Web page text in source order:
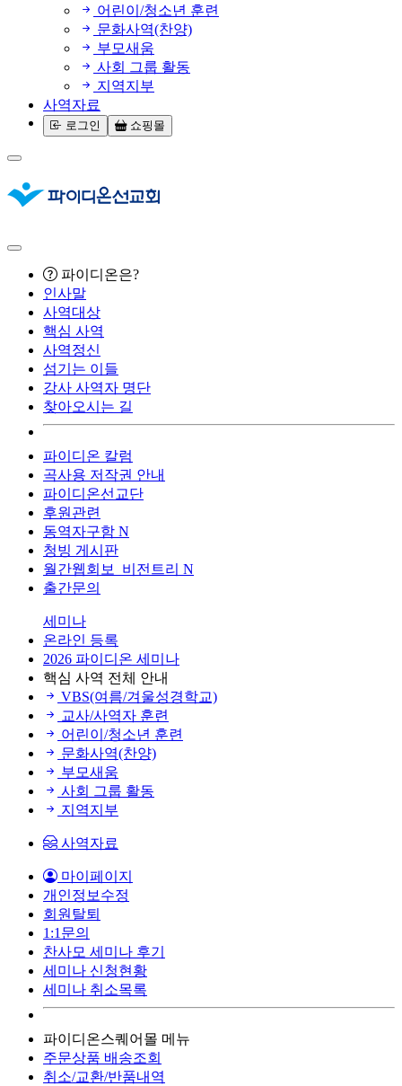
어린이/청소년 훈련
문화사역(찬양)
부모새움
사회 그룹 활동
지역지부
사역자료
로그인 쇼핑몰
파이디온은?
인사말
사역대상
핵심 사역
사역정신
섬기는 이들
강사 사역자 명단
찾아오시는 길
파이디온 칼럼
곡사용 저작권 안내
파이디온선교단
후원관련
동역자구함 N
청빙 게시판
월간웹회보_비전트리 N
출간문의
세미나
온라인 등록
2026 파이디온 세미나
핵심 사역 전체 안내
VBS(여름/겨울성경학교)
교사/사역자 훈련
어린이/청소년 훈련
문화사역(찬양)
부모새움
사회 그룹 활동
지역지부
사역자료
마이페이지
개인정보수정
회원탈퇴
1:1문의
찬사모 세미나 후기
세미나 신청현황
세미나 취소목록
파이디온스퀘어몰 메뉴
주문상품 배송조회
취소/교환/반품내역